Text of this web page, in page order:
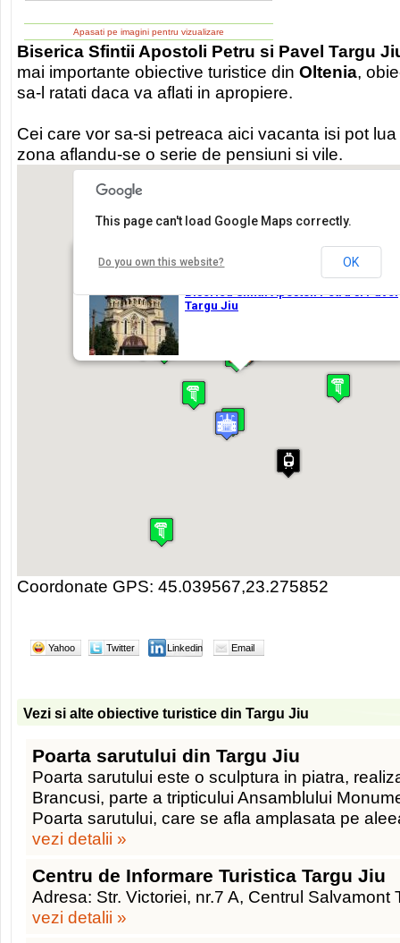
Apasati pe imagini pentru vizualizare
Biserica Sfintii Apostoli Petru si Pavel Targu
mai importante obiective turistice din Oltenia,
sa-l ratati daca va aflati in apropiere.
Cei care vor sa-si petreaca aici vacanta isi pot lua
zona aflandu-se o serie de pensiuni si vile.
Coordonate GPS: 45.039567,23.275852
Yahoo Twitter Linkedin Email
Vezi si alte obiective turistice din Targu Jiu
Poarta sarutului din Targu Jiu
Poarta sarutului este o sculptura in piatra,
Brancusi, parte a tripticului Ansamblului
Poarta sarutului, care se afla amplasata pe
vezi detalii »
Centru de Informare Turistica Targu Jiu
Adresa: Str. Victoriei, nr.7 A, Centrul Salvamont
vezi detalii »